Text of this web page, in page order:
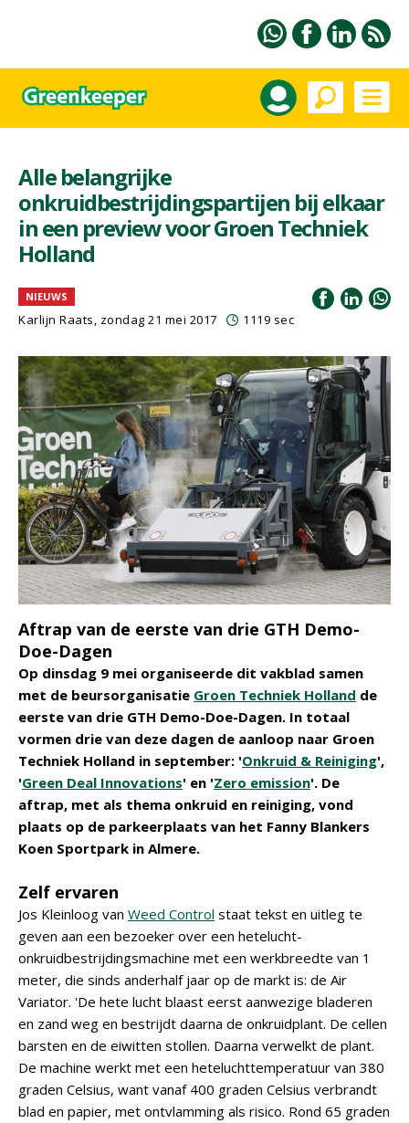
Alle belangrijke
onkruidbestrijdingspartijen bij elkaar
in een preview voor Groen Techniek
Holland
NIEUWS
Karlijn Raats, zondag 21 mei 2017 1119 sec
Aftrap van de eerste van drie GTH Demo-
Doe-Dagen
Op dinsdag 9 mei organiseerde dit vakblad samen
met de beursorganisatie Groen Techniek Holland de
eerste van drie GTH Demo-Doe-Dagen. In totaal
vormen drie van deze dagen de aanloop naar Groen
Techniek Holland in september: 'Onkruid & Reiniging',
'Green Deal Innovations' en 'Zero emission'. De
aftrap, met als thema onkruid en reiniging, vond
plaats op de parkeerplaats van het Fanny Blankers
Koen Sportpark in Almere.
Zelf ervaren
Jos Kleinloog van Weed Control staat tekst en uitleg te
geven aan een bezoeker over een hetelucht-
onkruidbestrijdingsmachine met een werkbreedte van 1
meter, die sinds anderhalf jaar op de markt is: de Air
Variator. 'De hete lucht blaast eerst aanwezige bladeren
en zand weg en bestrijdt daarna de onkruidplant. De cellen
barsten en de eiwitten stollen. Daarna verwelkt de plant.
De machine werkt met een heteluchttemperatuur van 380
graden Celsius, want vanaf 400 graden Celsius verbrandt
blad en papier, met ontvlamming als risico. Rond 65 graden